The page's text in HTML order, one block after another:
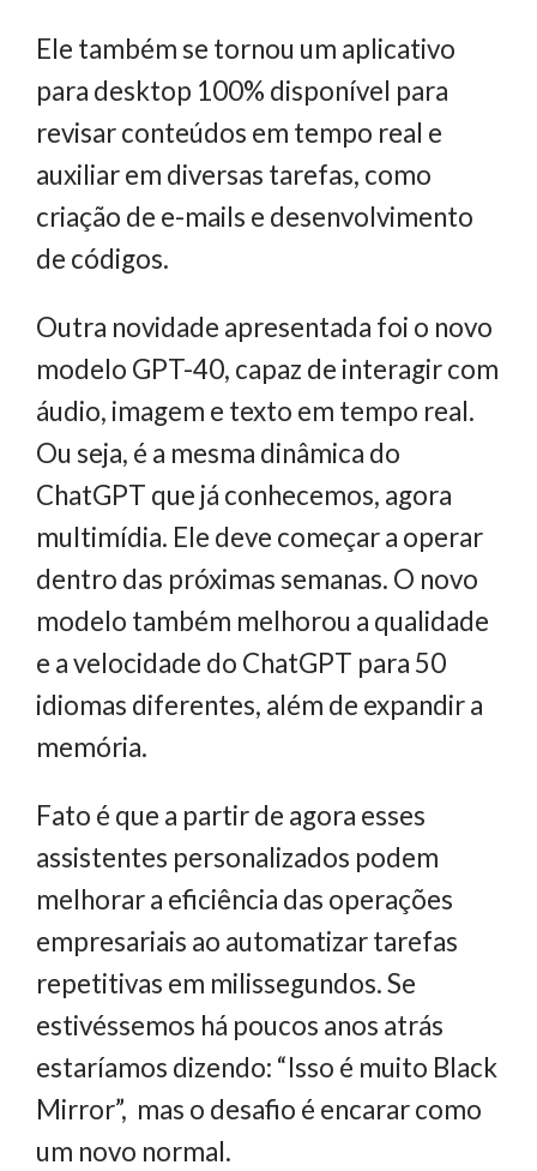
Ele também se tornou um aplicativo
para desktop 100% disponível para
revisar conteúdos em tempo real e
auxiliar em diversas tarefas, como
criação de e-mails e desenvolvimento
de códigos.
Outra novidade apresentada foi o novo
modelo GPT-40, capaz de interagir com
áudio, imagem e texto em tempo real.
Ou seja, é a mesma dinâmica do
ChatGPT que já conhecemos, agora
multimídia. Ele deve começar a operar
dentro das próximas semanas. O novo
modelo também melhorou a qualidade
e a velocidade do ChatGPT para 50
idiomas diferentes, além de expandir a
memória.
Fato é que a partir de agora esses
assistentes personalizados podem
melhorar a eficiência das operações
empresariais ao automatizar tarefas
repetitivas em milissegundos. Se
estivéssemos há poucos anos atrás
estaríamos dizendo: “Isso é muito Black
Mirror”, mas o desafio é encarar como
um novo normal.